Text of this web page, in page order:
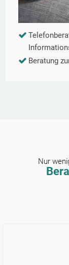
Beratung
Nur